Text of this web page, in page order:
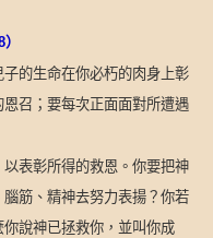
）
的生命在你必朽的肉身上彰
召；要每次正面面對所遭遇
表彰所得的救恩。你要把神
筋、精神去努力表揚？你若
說神已拯救你，並叫你成